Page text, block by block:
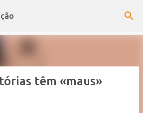
o conteúdo principal
têm «maus»